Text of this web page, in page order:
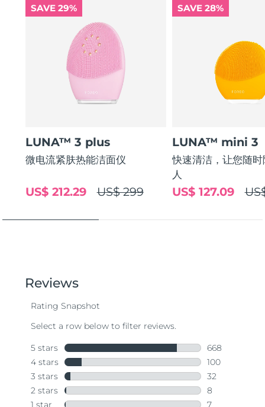
SAVE 29%
LUNA™ 3 plus
微电流紧肤热能洁面仪
US$ 299
US$ 212.29
SAVE 28%
LUNA™ mini 3
快速清洁，让您随
人
US$ 127.09